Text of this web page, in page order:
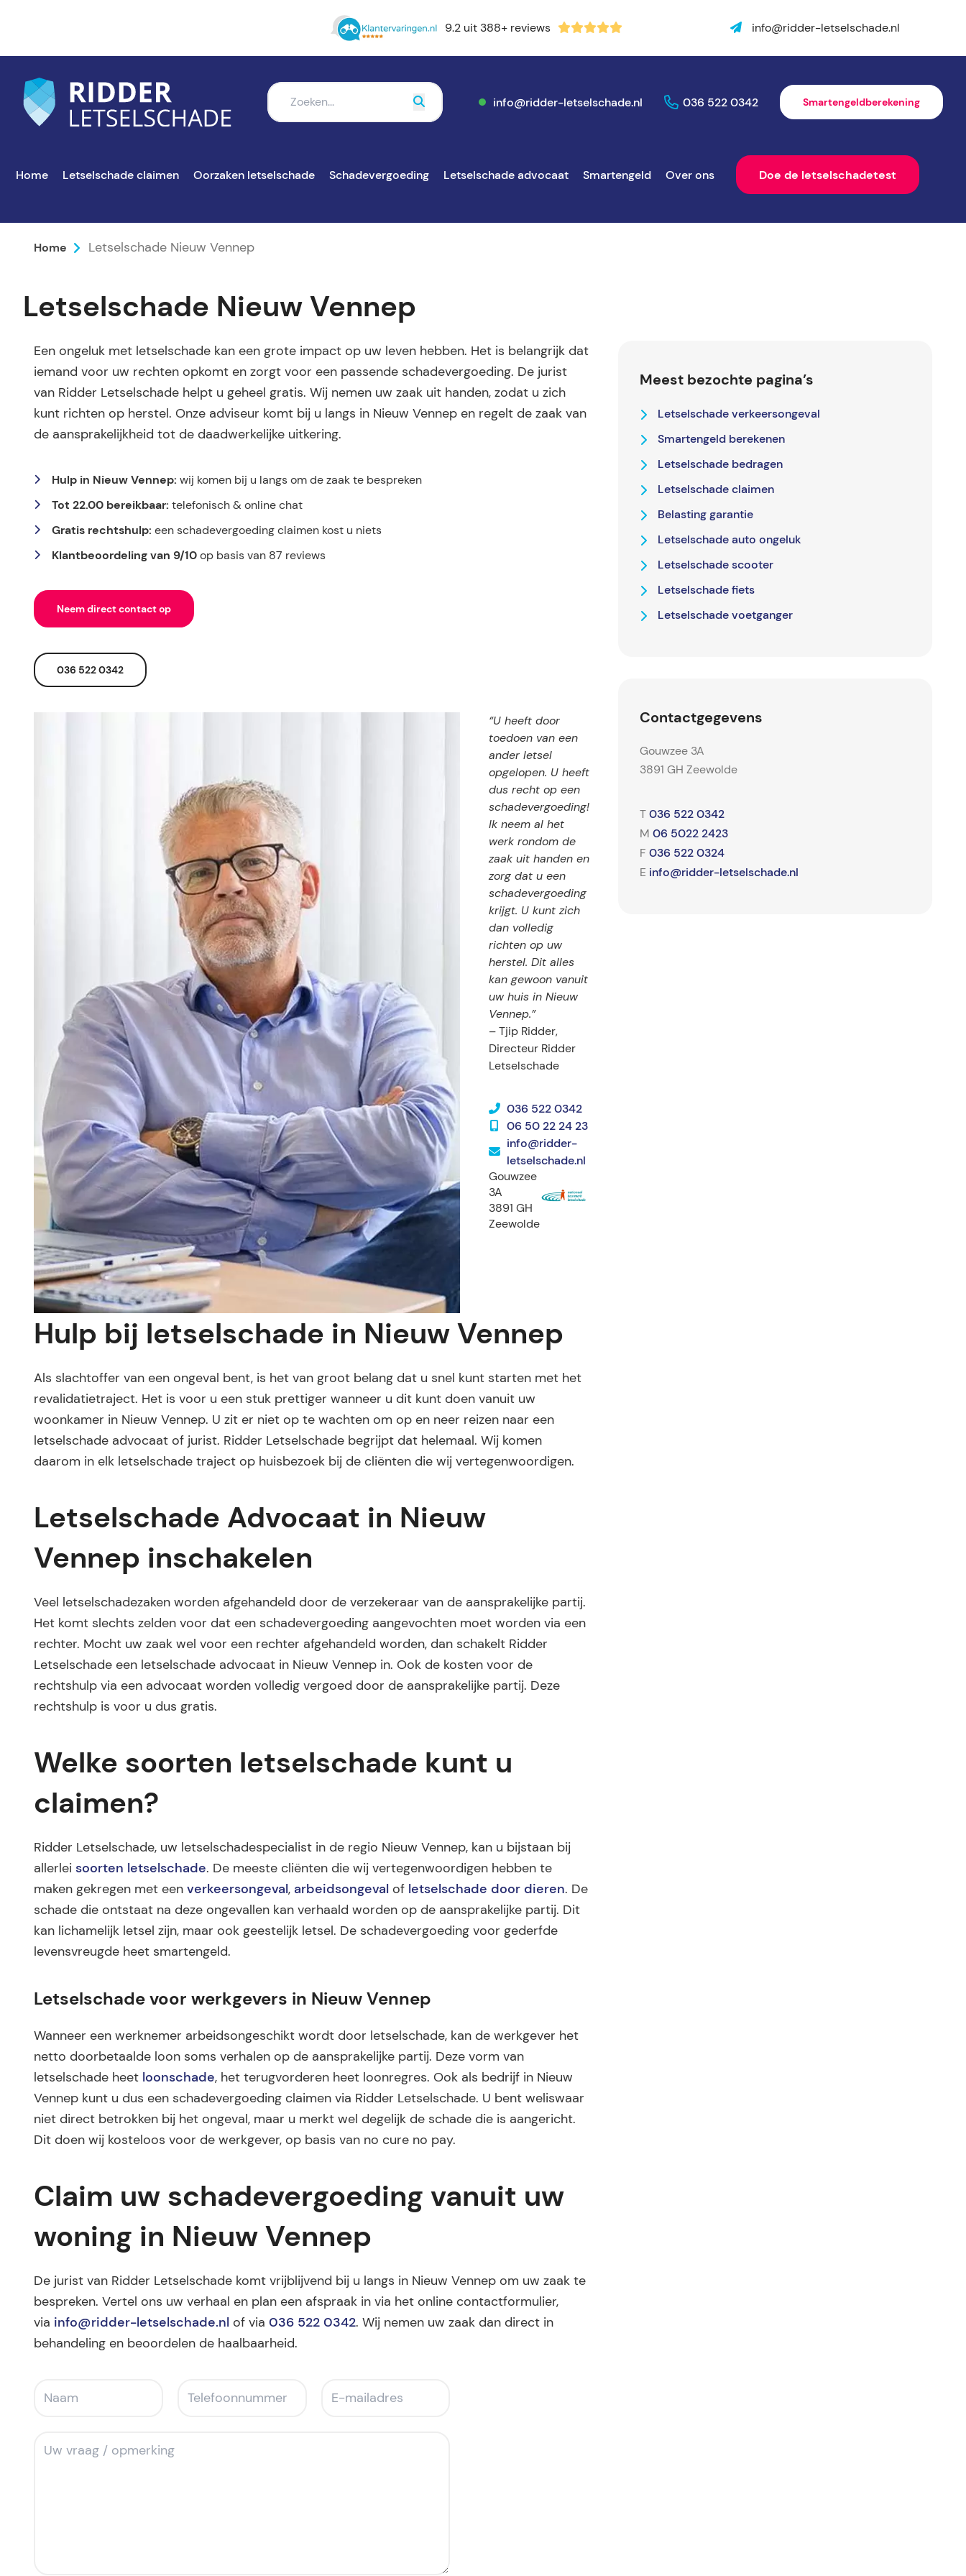
9.2 uit 388+ reviews info@ridder-letselschade.nl
info@ridder-letselschade.nl 036 522 0342 Smartengeldberekening
Home Letselschade claimen Oorzaken letselschade Schadevergoeding Letselschade advocaat Smartengeld Over ons Doe de letselschadetest
Home Letselschade Nieuw Vennep
Letselschade Nieuw Vennep
Een ongeluk met letselschade kan een grote impact op uw leven hebben. Het is belangrijk dat
iemand voor uw rechten opkomt en zorgt voor een passende schadevergoeding. De jurist
van Ridder Letselschade helpt u geheel gratis. Wij nemen uw zaak uit handen, zodat u zich
kunt richten op herstel. Onze adviseur komt bij u langs in Nieuw Vennep en regelt de zaak van
de aansprakelijkheid tot de daadwerkelijke uitkering.
Hulp in Nieuw Vennep: wij komen bij u langs om de zaak te bespreken
Tot 22.00 bereikbaar: telefonisch & online chat
Gratis rechtshulp: een schadevergoeding claimen kost u niets
Klantbeoordeling van 9/10op basis van 87 reviews
Neem direct contact op
036 522 0342
“U heeft door
toedoen van een
ander letsel
opgelopen. U heeft
dus recht op een
schadevergoeding!
Ik neem al het
werk rondom de
zaak uit handen en
zorg dat u een
schadevergoeding
krijgt. U kunt zich
dan volledig
richten op uw
herstel. Dit alles
kan gewoon vanuit
uw huis in Nieuw
Vennep.”
– Tjip Ridder,
Directeur Ridder
Letselschade
036 522 0342
06 50 22 24 23
info@ridder-
letselschade.nl
Gouwzee
3A
3891 GH
Zeewolde
Hulp bij letselschade in Nieuw Vennep
Als slachtoffer van een ongeval bent, is het van groot belang dat u snel kunt starten met het
revalidatietraject. Het is voor u een stuk prettiger wanneer u dit kunt doen vanuit uw
woonkamer in Nieuw Vennep. U zit er niet op te wachten om op en neer reizen naar een
letselschade advocaat of jurist. Ridder Letselschade begrijpt dat helemaal. Wij komen
daarom in elk letselschade traject op huisbezoek bij de cliënten die wij vertegenwoordigen.
Letselschade Advocaat in Nieuw
Vennep inschakelen
Veel letselschadezaken worden afgehandeld door de verzekeraar van de aansprakelijke partij.
Het komt slechts zelden voor dat een schadevergoeding aangevochten moet worden via een
rechter. Mocht uw zaak wel voor een rechter afgehandeld worden, dan schakelt Ridder
Letselschade een letselschade advocaat in Nieuw Vennep in. Ook de kosten voor de
rechtshulp via een advocaat worden volledig vergoed door de aansprakelijke partij. Deze
rechtshulp is voor u dus gratis.
Welke soorten letselschade kunt u
claimen?
Ridder Letselschade, uw letselschadespecialist in de regio Nieuw Vennep, kan u bijstaan bij
allerlei soorten letselschade. De meeste cliënten die wij vertegenwoordigen hebben te
maken gekregen met een verkeersongeval, arbeidsongevalof letselschade door dieren. De
schade die ontstaat na deze ongevallen kan verhaald worden op de aansprakelijke partij. Dit
kan lichamelijk letsel zijn, maar ook geestelijk letsel. De schadevergoeding voor gederfde
levensvreugde heet smartengeld.
Letselschade voor werkgevers in Nieuw Vennep
Wanneer een werknemer arbeidsongeschikt wordt door letselschade, kan de werkgever het
netto doorbetaalde loon soms verhalen op de aansprakelijke partij. Deze vorm van
letselschade heet loonschade, het terugvorderen heet loonregres. Ook als bedrijf in Nieuw
Vennep kunt u dus een schadevergoeding claimen via Ridder Letselschade. U bent weliswaar
niet direct betrokken bij het ongeval, maar u merkt wel degelijk de schade die is aangericht.
Dit doen wij kosteloos voor de werkgever, op basis van no cure no pay.
Claim uw schadevergoeding vanuit uw
woning in Nieuw Vennep
De jurist van Ridder Letselschade komt vrijblijvend bij u langs in Nieuw Vennep om uw zaak te
bespreken. Vertel ons uw verhaal en plan een afspraak in via het online contactformulier,
via info@ridder-letselschade.nlof via 036 522 0342. Wij nemen uw zaak dan direct in
behandeling en beoordelen de haalbaarheid.
Meest bezochte pagina’s
Letselschade verkeersongeval
Smartengeld berekenen
Letselschade bedragen
Letselschade claimen
Belasting garantie
Letselschade auto ongeluk
Letselschade scooter
Letselschade fiets
Letselschade voetganger
Contactgegevens
Gouwzee 3A
3891 GH Zeewolde
T 036 522 0342
M 06 5022 2423
F 036 522 0324
E info@ridder-letselschade.nl